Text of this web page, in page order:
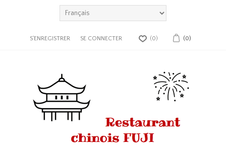
S'ENREGISTRER SE CONNECTER (0) (0)